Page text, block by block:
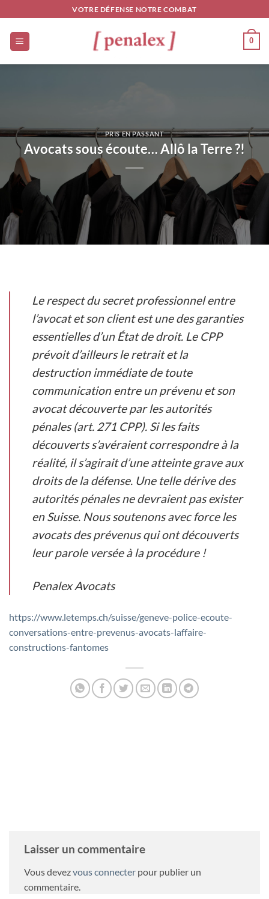
au
contenu
VOTRE DÉFENSE NOTRE COMBAT
0
PRIS EN PASSANT
Avocats sous écoute… Allô la Terre ?!
Le respect du secret professionnel entre
l’avocat et son client est une des garanties
essentielles d’un État de droit. Le CPP
prévoit d’ailleurs le retrait et la
destruction immédiate de toute
communication entre un prévenu et son
avocat découverte par les autorités
pénales (art. 271 CPP). Si les faits
découverts s’avéraient correspondre à la
réalité, il s’agirait d’une atteinte grave aux
droits de la défense. Une telle dérive des
autorités pénales ne devraient pas exister
en Suisse. Nous soutenons avec force les
avocats des prévenus qui ont découverts
leur parole versée à la procédure !
Penalex Avocats
https://www.letemps.ch/suisse/geneve-police-ecoute-
conversations-entre-prevenus-avocats-laffaire-
constructions-fantomes
Laisser un commentaire
Vous devezvous connecter pour publier un
commentaire.